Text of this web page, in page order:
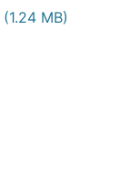
(1.24 MB)